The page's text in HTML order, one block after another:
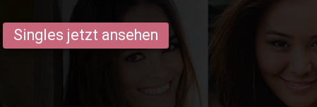
Singles jetzt ansehen